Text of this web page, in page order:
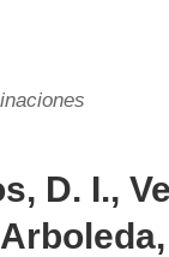
D. I.,